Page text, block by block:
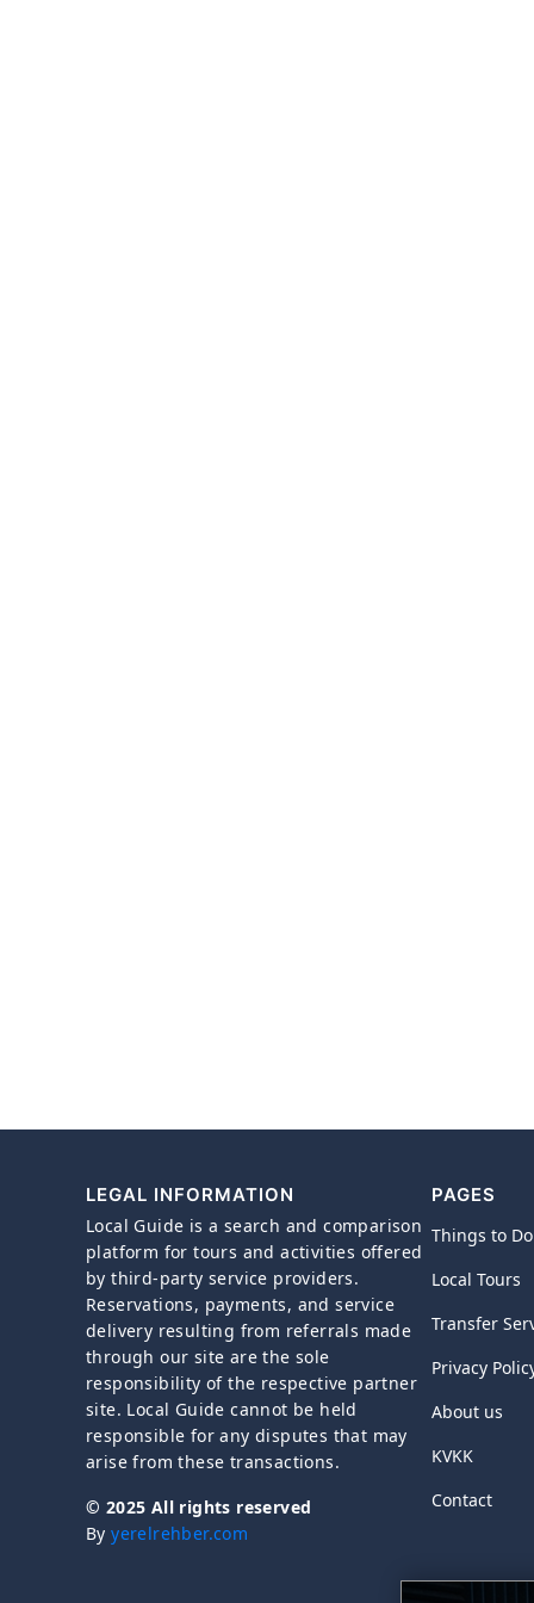
LEGAL INFORMATION
Local Guide is a search and comparison
platform for tours and activities offered
by third-party service providers.
Reservations, payments, and service
delivery resulting from referrals made
through our site are the sole
responsibility of the respective partner
site. Local Guide cannot be held
responsible for any disputes that may
arise from these transactions.
© 2025 All rights reserved
Byyerelrehber.com
PAGES
Things to Do
Local Tours
Transfer
Privacy
About us
KVKK
Contact